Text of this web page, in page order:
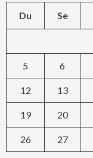
Du Se
5 6
12 13
19 20
26 27